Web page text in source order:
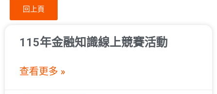
回上頁
115年金融知識線上競賽活動
查看更多 »